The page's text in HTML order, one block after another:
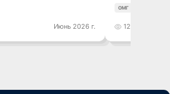
Июнь 2026 г.
ОМГ
121